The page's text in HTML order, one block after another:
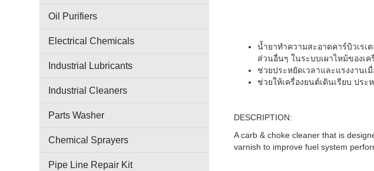
Oil Purifiers
Electrical Chemicals
Industrial Lubricants
Industrial Cleaners
Parts Washer
Chemical Sprayers
Pipe Line Repair Kit
นํ้ายาทำความสะอาดคาร์บิวเรเ
ส่วนอื่นๆ ในระบบเผาไหม้ของเค
ช่วยประหยัดเวลาและแรงงานเ
ช่วยให้เครื่องยนต์เดินเรียบ ปร
DESCRIPTION:
A carb & choke cleaner that is
varnish to improve fuel system